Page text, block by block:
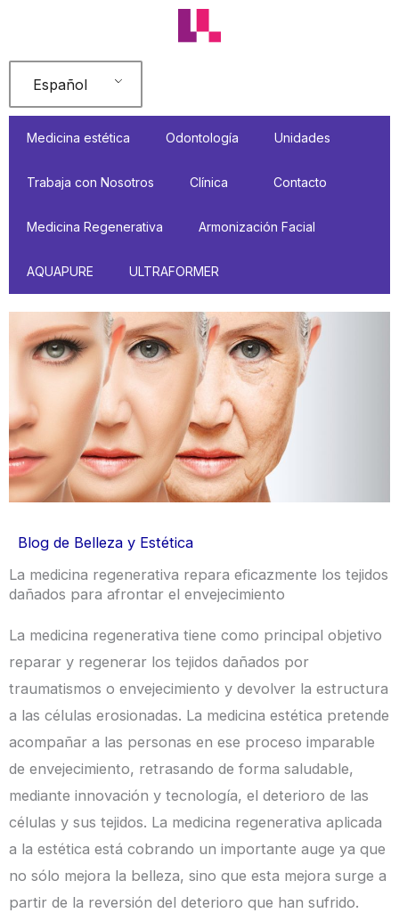
contenido
Español
Medicina estética Odontología Unidades
Trabaja con Nosotros Clínica Contacto
Medicina Regenerativa Armonización Facial
AQUAPURE ULTRAFORMER
Blog de Belleza y Estética
La medicina regenerativa repara eficazmente los tejidos
dañados para afrontar el envejecimiento
La medicina regenerativa tiene como principal objetivo
reparar y regenerar los tejidos dañados por
traumatismos o envejecimiento y devolver la estructura
a las células erosionadas. La medicina estética pretende
acompañar a las personas en ese proceso imparable
de envejecimiento, retrasando de forma saludable,
mediante innovación y tecnología, el deterioro de las
células y sus tejidos. La medicina regenerativa aplicada
a la estética está cobrando un importante auge ya que
no sólo mejora la belleza, sino que esta mejora surge a
partir de la reversión del deterioro que han sufrido.